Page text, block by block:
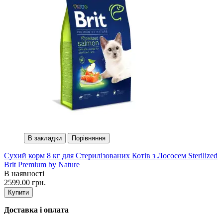
В закладки Порівняння
Сухий корм 8 кг для Стерилізованих Котів з Лососем Sterilized
Brit Premium by Nature
В наявності
2599.00 грн.
Купити
Доставка і оплата